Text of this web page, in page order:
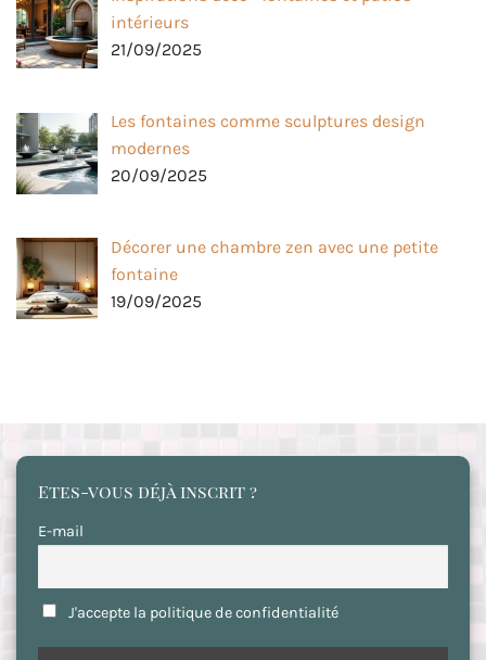
intérieurs
21/09/2025
Les fontaines comme sculptures design
modernes
20/09/2025
Décorer une chambre zen avec une petite
fontaine
19/09/2025
Etes-vous déjà inscrit ?
E-mail
J'accepte la politique de confidentialité